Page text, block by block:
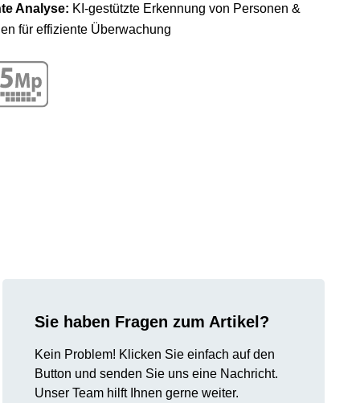
Analyse: KI-gestützte Erkennung von Personen &
für effiziente Überwachung
Sie haben Fragen zum Artikel?
Kein Problem! Klicken Sie einfach auf den
Button und senden Sie uns eine Nachricht.
Unser Team hilft Ihnen gerne weiter.